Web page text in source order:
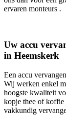
ervaren monteurs .
Uw accu
in Heemskerk
Een accu
Wij werken enkel
hoogste kwaliteit
kopje thee of koffie
vakkundig